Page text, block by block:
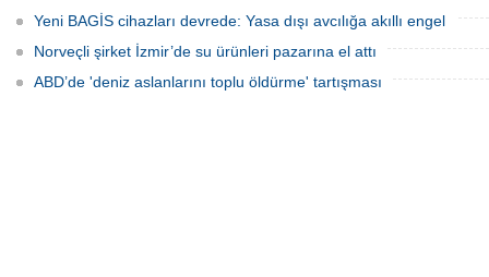
Yeni BAGİS cihazları devrede: Yasa dışı avcılığa akıllı engel
Norveçli şirket İzmir’de su ürünleri pazarına el attı
ABD’de 'deniz aslanlarını toplu öldürme' tartışması